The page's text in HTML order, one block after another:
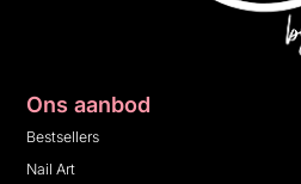
Ons aanbod
Bestsellers
Nail Art